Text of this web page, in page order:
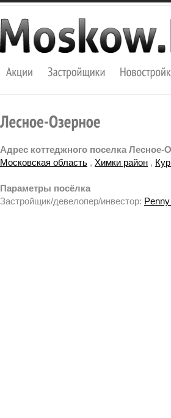
Адрес коттеджного поселка Лесное-
Московская область , Химки район ,
Параметры посёлка
Застройщик/девелопер/инвестор: